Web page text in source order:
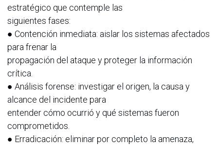
estratégico que contemple las
siguientes fases:
● Contención inmediata: aislar los sistemas afectados
para frenar la
propagación del ataque y proteger la información
crítica.
● Análisis forense: investigar el origen, la causa y
alcance del incidente para
entender cómo ocurrió y qué sistemas fueron
comprometidos.
● Erradicación: eliminar por completo la amenaza,